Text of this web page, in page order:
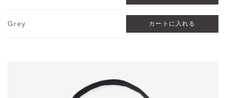
Grey